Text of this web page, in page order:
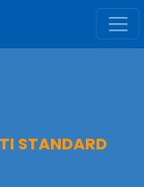
STANDARD